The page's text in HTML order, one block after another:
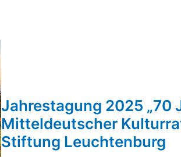
Jahrestagung 2025 „70
Mitteldeutscher
Stiftung Leuchtenburg